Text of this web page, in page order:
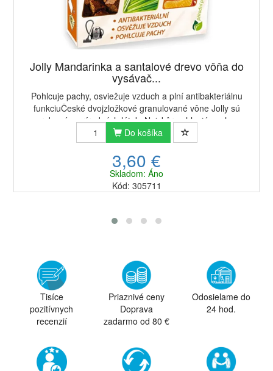
Jolly Mandarinka a santalové drevo vôňa do
vysávač...
Pohlcuje pachy, osviežuje vzduch a plní antibakteriálnu
funkciuČeské dvojzložkové granulované vône Jolly sú
vyrobené z prírodných látok. Najskôr pohlcujú pachy a
potom osviežujú a parfumujú vzduch. Vď...
Do košíka
3,60 €
Skladom: Áno
Kód: 305711
Tisíce
pozitívnych
recenzií
Priaznivé ceny
Doprava
zadarmo od 80 €
Odosielame do
24 hod.